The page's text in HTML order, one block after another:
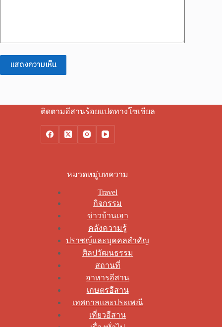
แสดงความเห็น
ติดตามอีสานร้อยแปดทางโซเชียล
หมวดหมู่บทความ
Travel
กิจกรรม
ข่าวบ้านเฮา
คลังความรู้
ปราชญ์และบุคคลสำคัญ
ศิลปวัฒนธรรม
สถานที่
อาหารอีสาน
เกษตรอีสาน
เทศกาลและประเพณี
เที่ยวอีสาน